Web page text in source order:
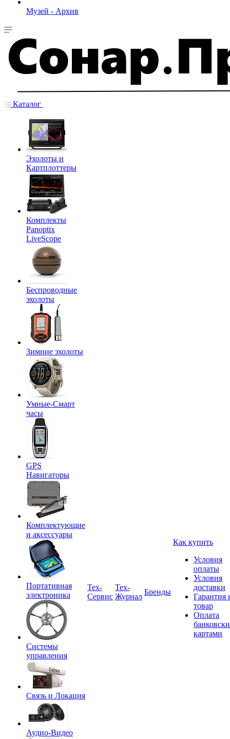
Музей - Архив
Каталог
Эхолоты и
Картплоттеры
Комплекты
Panoptix
LiveScope
Беспроводные
эхолоты
Зимние эхолоты
Умные-Смарт
часы
GPS
Навигаторы
Комплектующие
и аксессуары
Портативная
электроника
Системы
управления
Связь и Локация
Аудио-Видео
Tex-
Сервис
Тех-
Журнал
Бренды
Как купить
Условия
оплаты
Условия
доставки
Гарантия
товар
Оплата
картами